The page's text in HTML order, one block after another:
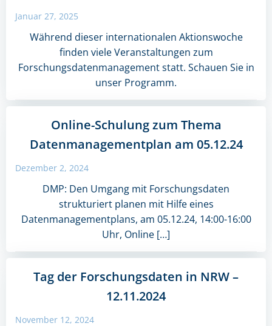
Januar 27, 2025
Während dieser internationalen Aktionswoche
finden viele Veranstaltungen zum
Forschungsdatenmanagement statt. Schauen Sie in
unser Programm.
Online-Schulung zum Thema
Datenmanagementplan am 05.12.24
Dezember 2, 2024
DMP: Den Umgang mit Forschungsdaten
strukturiert planen mit Hilfe eines
Datenmanagementplans, am 05.12.24, 14:00-16:00
Uhr, Online […]
Tag der Forschungsdaten in NRW –
12.11.2024
November 12, 2024